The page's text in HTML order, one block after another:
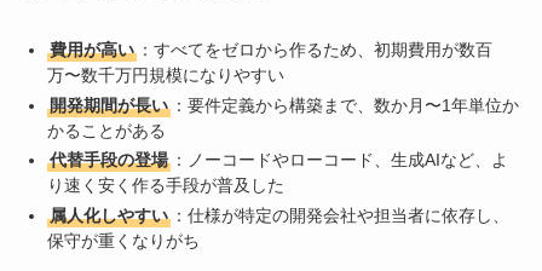
費用が高い：すべてをゼロから作るため、初期費用が数百
万〜数千万円規模になりやすい
開発期間が長い：要件定義から構築まで、数か月〜1年単位か
かることがある
代替手段の登場：ノーコードやローコード、生成AIなど、よ
り速く安く作る手段が普及した
属人化しやすい：仕様が特定の開発会社や担当者に依存し、
保守が重くなりがち